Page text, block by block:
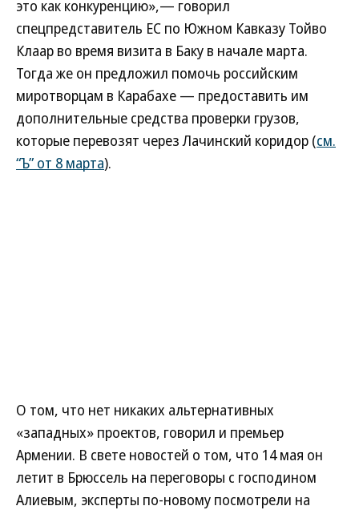
это как конкуренцию»,— говорил
спецпредставитель ЕС по Южном Кавказу Тойво
Клаар во время визита в Баку в начале марта.
Тогда же он предложил помочь российским
миротворцам в Карабахе — предоставить им
дополнительные средства проверки грузов,
которые перевозят через Лачинский коридор (см.
“Ъ” от 8 марта).
О том, что нет никаких альтернативных
«западных» проектов, говорил и премьер
Армении. В свете новостей о том, что 14 мая он
летит в Брюссель на переговоры с господином
Алиевым, эксперты по-новому посмотрели на